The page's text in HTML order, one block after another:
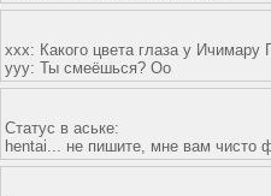
ххх: Какого цвета глаза у Ичимару
ууу: Ты смеёшься? Оо
Статус в аське:
hentai... не пишите, мне вам чисто